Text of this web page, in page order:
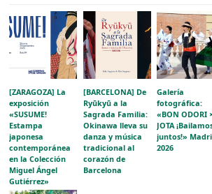
[ZARAGOZA] La
exposición
«SUSUME!
Estampa
japonesa
contemporánea
en la Colección
Miguel Ángel
Gutiérrez»
[BARCELONA] De
Ryūkyū a la
Sagrada Familia:
Okinawa lleva su
danza y música
tradicional al
corazón de
Barcelona
Galería
fotográfica:
«BON ODORI
JOTA
juntos!»
2026